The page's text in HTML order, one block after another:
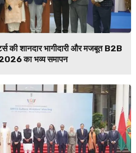
की शानदार भागीदारी और मजबूत B2B
का भव्य समापन